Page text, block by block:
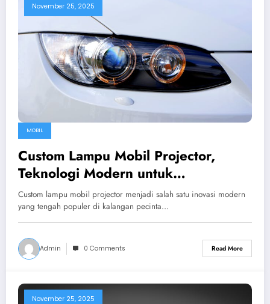
November 25, 2025
MOBIL
Custom Lampu Mobil Projector,
Teknologi Modern untuk
Pencahayaan Optimal
Custom lampu mobil projector menjadi salah satu inovasi modern
yang tengah populer di kalangan pecinta…
Admin 0 Comments Read More
November 25, 2025